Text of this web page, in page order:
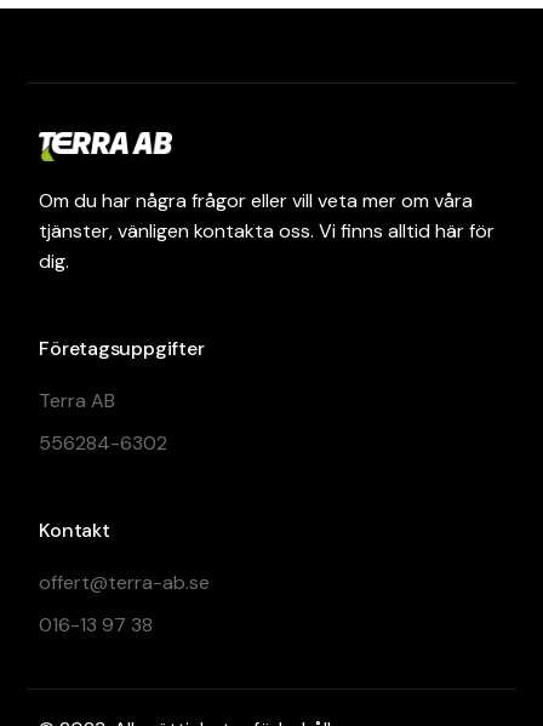
Om du har några frågor eller vill veta mer om våra
tjänster, vänligen kontakta oss. Vi finns alltid här för
dig.
Företagsuppgifter
Terra AB
556284-6302
Kontakt
offert@terra-ab.se
016-13 97 38